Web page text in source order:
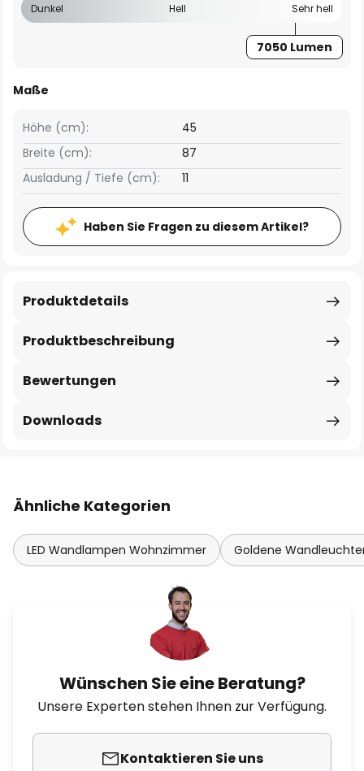
Dunkel Hell Sehr hell
7050 Lumen
Maße
Breite (cm): 87
Höhe (cm): 45
Ausladung / Tiefe (cm): 11
Haben Sie Fragen zu diesem Artikel?
Produktbeschreibung
Produktdetails
Bewertungen
Downloads
Ähnliche Kategorien
LED Wandlampen Wohnzimmer Goldene
Wünschen Sie eine Beratung?
Unsere Experten stehen Ihnen zur Verfügung.
Kontaktieren Sie uns